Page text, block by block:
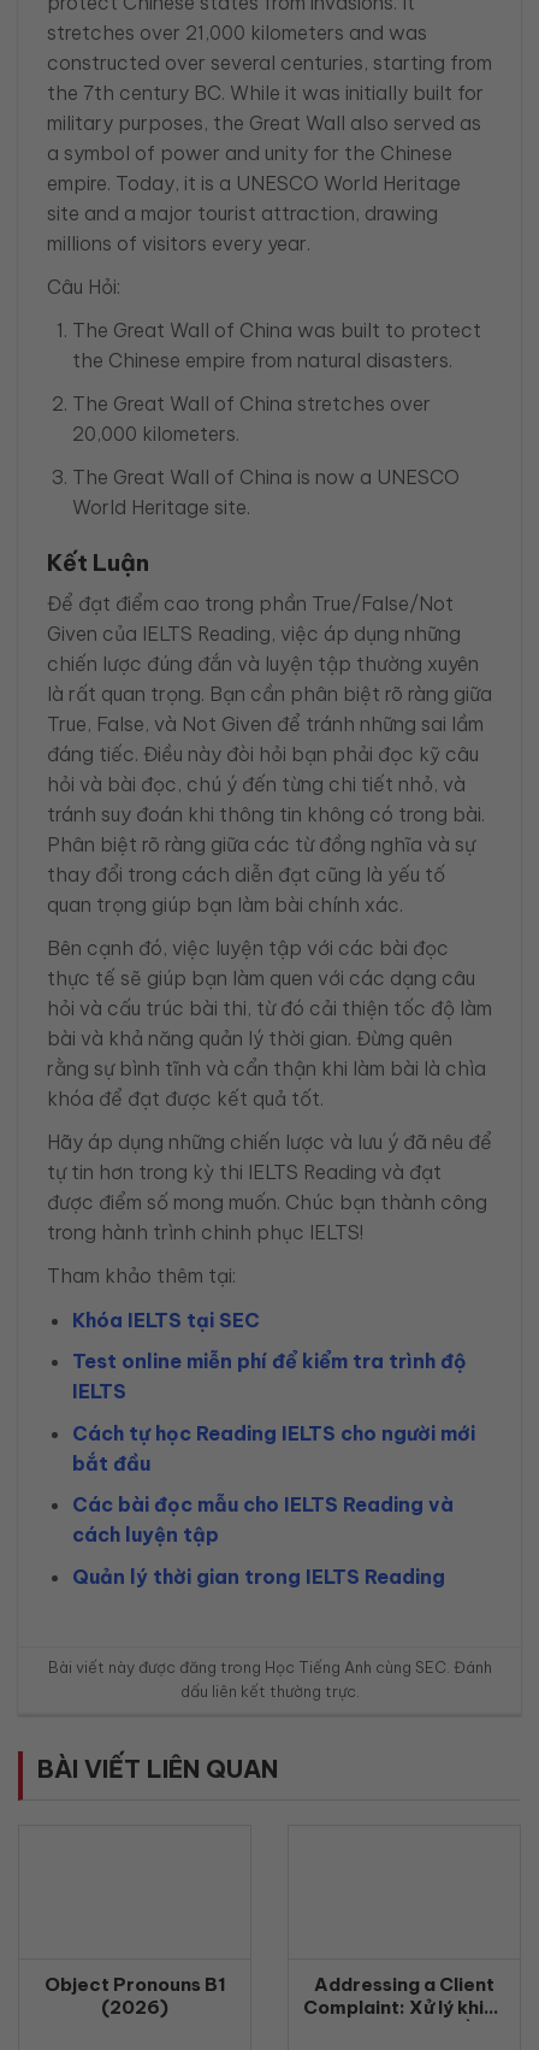
stretches over 21,000 kilometers and was
constructed over several centuries, starting from
the 7th century BC. While it was initially built for
military purposes, the Great Wall also served as
a symbol of power and unity for the Chinese
empire. Today, it is a UNESCO World Heritage
site and a major tourist attraction, drawing
millions of visitors every year.
Câu Hỏi:
The Great Wall of China was built to protect
the Chinese empire from natural disasters.
The Great Wall of China stretches over
20,000 kilometers.
The Great Wall of China is now a UNESCO
World Heritage site.
Kết Luận
Để đạt điểm cao trong phần True/False/Not
Given của IELTS Reading, việc áp dụng những
chiến lược đúng đắn và luyện tập thường xuyên
là rất quan trọng. Bạn cần phân biệt rõ ràng giữa
True, False, và Not Given để tránh những sai lầm
đáng tiếc. Điều này đòi hỏi bạn phải đọc kỹ câu
hỏi và bài đọc, chú ý đến từng chi tiết nhỏ, và
tránh suy đoán khi thông tin không có trong bài.
Phân biệt rõ ràng giữa các từ đồng nghĩa và sự
thay đổi trong cách diễn đạt cũng là yếu tố
quan trọng giúp bạn làm bài chính xác.
Bên cạnh đó, việc luyện tập với các bài đọc
thực tế sẽ giúp bạn làm quen với các dạng câu
hỏi và cấu trúc bài thi, từ đó cải thiện tốc độ làm
bài và khả năng quản lý thời gian. Đừng quên
rằng sự bình tĩnh và cẩn thận khi làm bài là chìa
khóa để đạt được kết quả tốt.
Hãy áp dụng những chiến lược và lưu ý đã nêu để
tự tin hơn trong kỳ thi IELTS Reading và đạt
được điểm số mong muốn. Chúc bạn thành công
trong hành trình chinh phục IELTS!
Tham khảo thêm tại:
Khóa IELTS tại SEC
Test online miễn phí để kiểm tra trình độ
IELTS
Cách tự học Reading IELTS cho người mới
bắt đầu
Các bài đọc mẫu cho IELTS Reading và
cách luyện tập
Quản lý thời gian trong IELTS Reading
Bài viết này được đăng trong Học Tiếng Anh cùng SEC . Đánh
dấu liên kết thường trực
BÀI VIẾT LIÊN QUAN
Object Pronouns B1
(2026)
Addressing a Client
Complaint: Xử lý khiếu